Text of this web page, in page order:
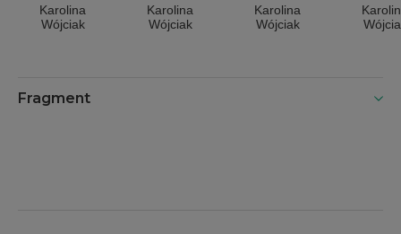
Karolina
Wójciak
Karolina
Wójciak
Karolina
Wójciak
Fragment